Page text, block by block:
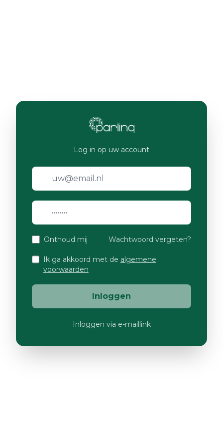
Log in op uw account
Onthoud mij Wachtwoord vergeten?
Ik ga akkoord met de algemene
voorwaarden
Inloggen
Inloggen via e-maillink